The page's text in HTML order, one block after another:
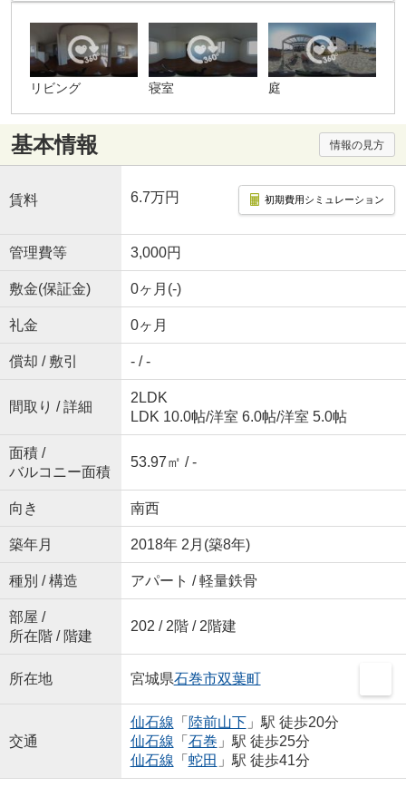
リビング 寝室 庭
基本情報 情報の見方
賃料 6.7万円 初期費用シミュレーション
管理費等 3,000円
敷金(保証金) 0ヶ月(-)
礼金 0ヶ月
償却 / 敷引 - / -
間取り / 詳細
2LDK
LDK 10.0帖/洋室 6.0帖/洋室 5.0帖
面積 /
バルコニー面積
53.97㎡ / -
向き 南西
築年月 2018年 2月(築8年)
種別 / 構造 アパート / 軽量鉄骨
部屋 /
所在階 / 階建
202 / 2階 / 2階建
所在地 宮城県石巻市双葉町
交通
仙石線 「 陸前山下」駅 徒歩20分
仙石線 「 石巻 」駅 徒歩25分
仙石線 「 蛇田 」駅 徒歩41分